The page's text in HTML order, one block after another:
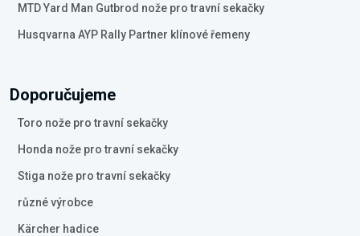
MTD Yard Man Gutbrod nože pro travní sekačky
Husqvarna AYP Rally Partner klínové řemeny
Doporučujeme
Toro nože pro travní sekačky
Honda nože pro travní sekačky
Stiga nože pro travní sekačky
různé výrobce
Kärcher hadice